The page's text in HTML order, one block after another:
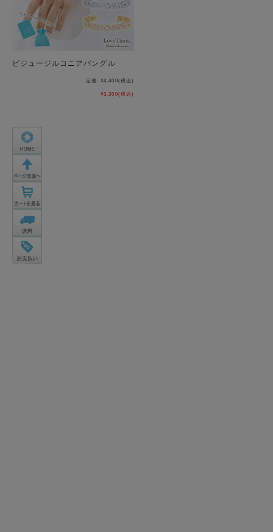
ビジュージルコニアバングル
定価: ¥4,400(税込)
¥3,300(税込)